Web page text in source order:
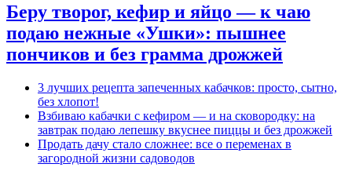
Беру творог, кефир и яйцо — к чаю
подаю нежные «Ушки»: пышнее
пончиков и без грамма дрожжей
3 лучших рецепта запеченных кабачков: просто, сытно,
без хлопот!
Взбиваю кабачки с кефиром — и на сковородку: на
завтрак подаю лепешку вкуснее пиццы и без дрожжей
Продать дачу стало сложнее: все о переменах в
загородной жизни садоводов